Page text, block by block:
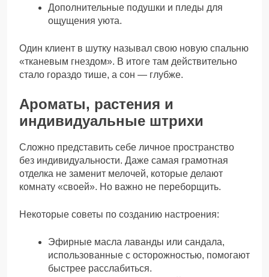
Дополнительные подушки и пледы для
ощущения уюта.
Один клиент в шутку называл свою новую спальню
«тканевым гнездом». В итоге там действительно
стало гораздо тише, а сон — глубже.
Ароматы, растения и
индивидуальные штрихи
Сложно представить себе личное пространство
без индивидуальности. Даже самая грамотная
отделка не заменит мелочей, которые делают
комнату «своей». Но важно не переборщить.
Некоторые советы по созданию настроения:
Эфирные масла лаванды или сандала,
использованные с осторожностью, помогают
быстрее расслабиться.